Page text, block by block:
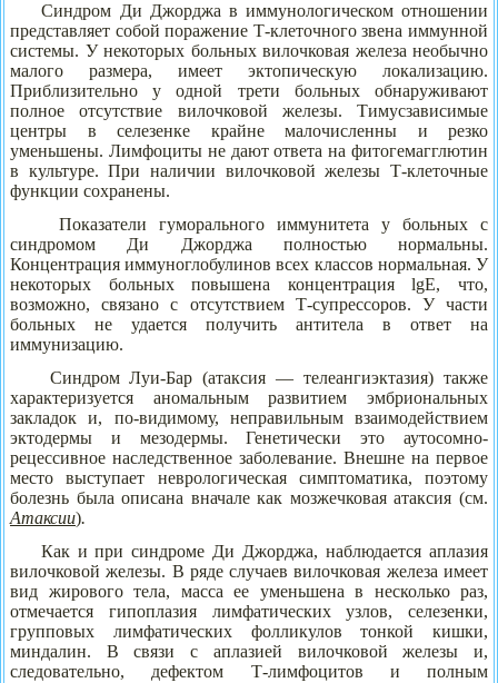
Синдром Ди Джорджа в иммунологическом отношении
представляет собой поражение Т-клеточного звена иммунной
системы. У некоторых больных вилочковая железа необычно
малого размера, имеет эктопическую локализацию.
Приблизительно у одной трети больных обнаруживают
полное отсутствие вилочковой железы. Тимусзависимые
центры в селезенке крайне малочисленны и резко
уменьшены. Лимфоциты не дают ответа на фитогемагглютин
в культуре. При наличии вилочковой железы Т-клеточные
функции сохранены.
Показатели гуморального иммунитета у больных с
синдромом Ди Джорджа полностью нормальны.
Концентрация иммуноглобулинов всех классов нормальная. У
некоторых больных повышена концентрация lgE, что,
возможно, связано с отсутствием Т-супрессоров. У части
больных не удается получить антитела в ответ на
иммунизацию.
Синдром Луи-Бар (атаксия — телеангиэктазия) также
характеризуется аномальным развитием эмбриональных
закладок и, по-видимому, неправильным взаимодействием
эктодермы и мезодермы. Генетически это аутосомно-
рецессивное наследственное заболевание. Внешне на первое
место выступает неврологическая симптоматика, поэтому
болезнь была описана вначале как мозжечковая атаксия (см.
Атаксии).
Как и при синдроме Ди Джорджа, наблюдается аплазия
вилочковой железы. В ряде случаев вилочковая железа имеет
вид жирового тела, масса ее уменьшена в несколько раз,
отмечается гипоплазия лимфатических узлов, селезенки,
групповых лимфатических фолликулов тонкой кишки,
миндалин. В связи с аплазией вилочковой железы и,
следовательно, дефектом Т-лимфоцитов и полным